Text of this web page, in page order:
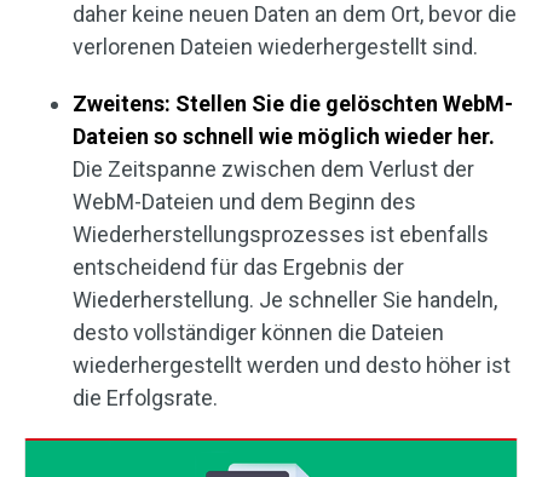
daher keine neuen Daten an dem Ort, bevor die
verlorenen Dateien wiederhergestellt sind.
Zweitens: Stellen Sie die gelöschten WebM-
Dateien so schnell wie möglich wieder her.
Die Zeitspanne zwischen dem Verlust der
WebM-Dateien und dem Beginn des
Wiederherstellungsprozesses ist ebenfalls
entscheidend für das Ergebnis der
Wiederherstellung. Je schneller Sie handeln,
desto vollständiger können die Dateien
wiederhergestellt werden und desto höher ist
die Erfolgsrate.